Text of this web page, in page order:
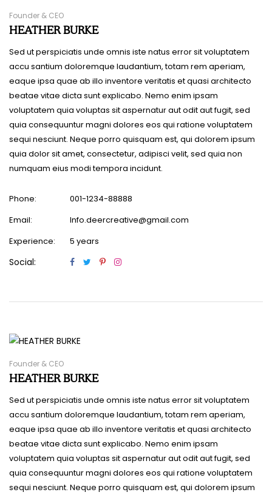
Founder & CEO
HEATHER BURKE
Sed ut perspiciatis unde omnis iste natus error sit voluptatem
accu santium doloremque laudantium, totam rem aperiam,
eaque ipsa quae ab illo inventore veritatis et quasi architecto
beatae vitae dicta sunt explicabo. Nemo enim ipsam
voluptatem quia voluptas sit aspernatur aut odit aut fugit, sed
quia consequuntur magni dolores eos qui ratione voluptatem
sequi nesciunt. Neque porro quisquam est, qui dolorem ipsum
quia dolor sit amet, consectetur, adipisci velit, sed quia non
numquam eius modi tempora incidunt.
Phone:
001-1234-88888
Email:
Info.deercreative@gmail.com
Experience:
5 years
Social:
Founder & CEO
HEATHER BURKE
Sed ut perspiciatis unde omnis iste natus error sit voluptatem
accu santium doloremque laudantium, totam rem aperiam,
eaque ipsa quae ab illo inventore veritatis et quasi architecto
beatae vitae dicta sunt explicabo. Nemo enim ipsam
voluptatem quia voluptas sit aspernatur aut odit aut fugit, sed
quia consequuntur magni dolores eos qui ratione voluptatem
sequi nesciunt. Neque porro quisquam est, qui dolorem ipsum